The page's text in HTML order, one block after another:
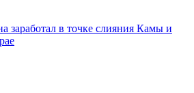
заработал в точке слияния Камы и